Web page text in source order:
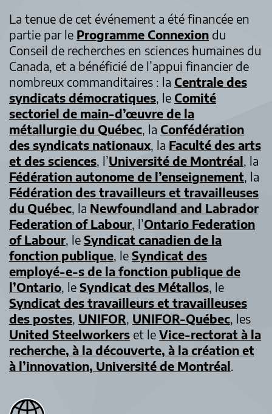
La tenue de cet événement a été financée en
partie par le Programme Connexion du
Conseil de recherches en sciences humaines du
Canada, et a bénéficié de l’appui financier de
nombreux commanditaires : la Centrale des
syndicats démocratiques, le Comité
sectoriel de main-d’œuvre de la
métallurgie du Québec, la Confédération
des syndicats nationaux, la Faculté des arts
et des sciences, l’Université de Montréal , la
Fédération autonome de l’enseignement, la
Fédération des travailleurs et travailleuses
du Québec, la Newfoundland and Labrador
Federation of Labour, l’Ontario Federation
of Labour, le Syndicat canadien de la
fonction publique, le Syndicat des
employé-e-s de la fonction publique de
l’Ontario, le Syndicat des Métallos, le
Syndicat des travailleurs et travailleuses
des postes, UNIFOR, UNIFOR-Québec, les
United Steelworkers et le Vice-rectorat à la
recherche, à la découverte, à la création et
à l’innovation, Université de Montréal .